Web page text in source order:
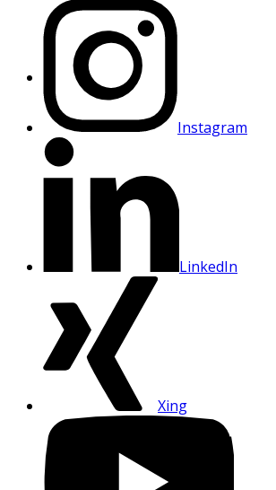
Instagram
LinkedIn
Xing